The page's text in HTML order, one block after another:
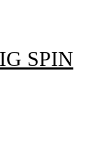
SPIN